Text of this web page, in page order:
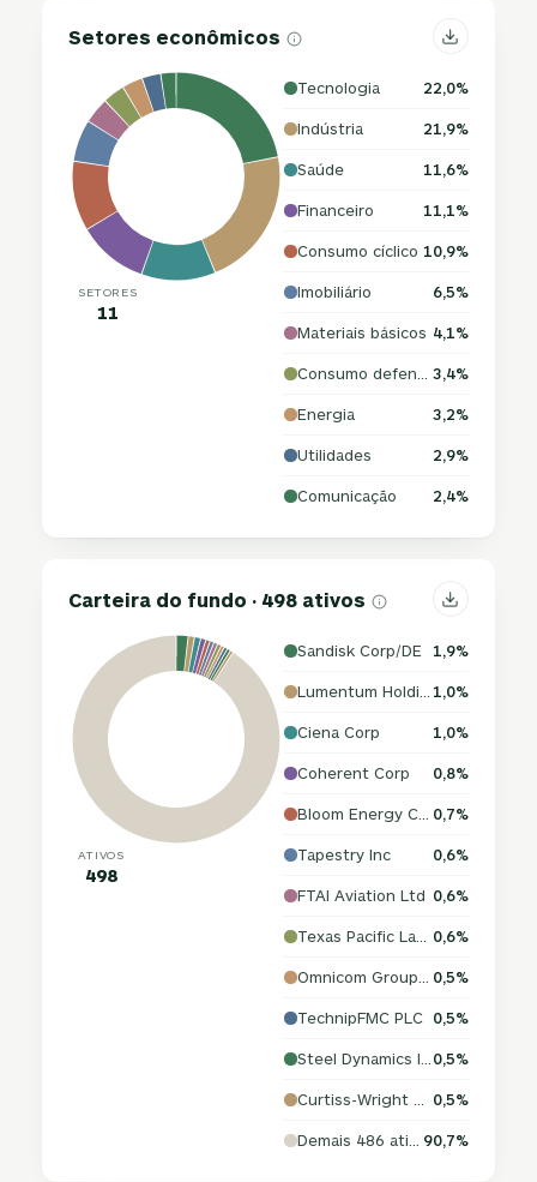
Setores econômicos
SETORES
11
Tecnologia 22,0%
Indústria 21,9%
Saúde 11,6%
Financeiro 11,1%
Consumo cíclico 10,9%
Imobiliário 6,5%
Materiais básicos 4,1%
3,4%
Energia 3,2%
Utilidades 2,9%
Comunicação 2,4%
Carteira do fundo · 498 ativos
ATIVOS
498
Sandisk Corp/DE 1,9%
1,0%
Ciena Corp 1,0%
Coherent Corp 0,8%
0,7%
Tapestry Inc 0,6%
FTAI Aviation Ltd 0,6%
0,6%
0,5%
TechnipFMC PLC 0,5%
0,5%
0,5%
90,7%